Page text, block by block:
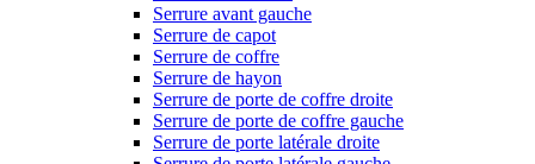
Serrure avant gauche
Serrure de capot
Serrure de coffre
Serrure de hayon
Serrure de porte de coffre droite
Serrure de porte de coffre gauche
Serrure de porte latérale droite